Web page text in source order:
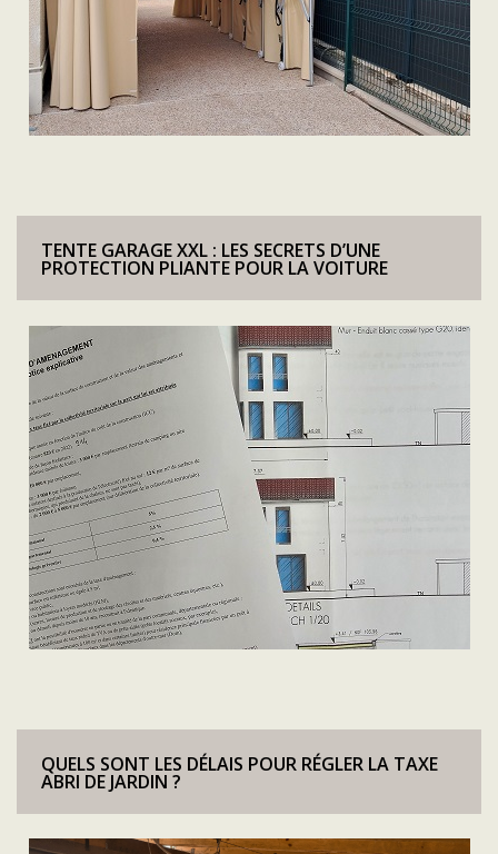
TENTE GARAGE XXL : LES SECRETS D’UNE
PROTECTION PLIANTE POUR LA VOITURE
QUELS SONT LES DÉLAIS POUR RÉGLER LA TAXE
ABRI DE JARDIN ?